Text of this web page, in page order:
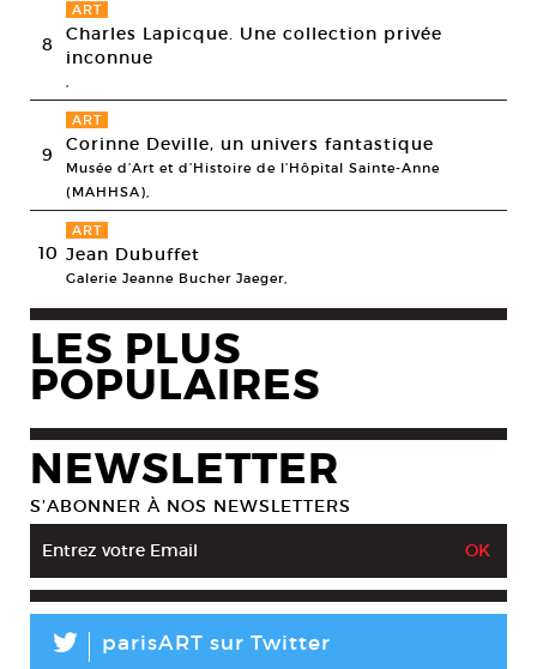
8
ART
Charles Lapicque. Une collection privée
inconnue
,
9
ART
Corinne Deville, un univers fantastique
Musée d’Art et d’Histoire de l’Hôpital Sainte-Anne
(MAHHSA),
10
ART
Jean Dubuffet
Galerie Jeanne Bucher Jaeger,
LES PLUS
POPULAIRES
NEWSLETTER
S’ABONNER À NOS NEWSLETTERS
L parisART sur Twitter